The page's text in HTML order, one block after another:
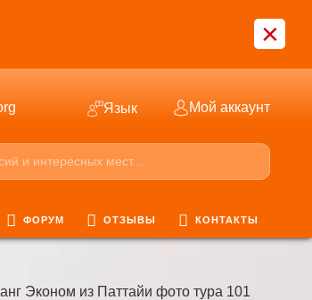
×
Язык Мой аккаунт
ФОРУМ ОТЗЫВЫ КОНТАКТЫ
Эконом из Паттайи фото тура 101